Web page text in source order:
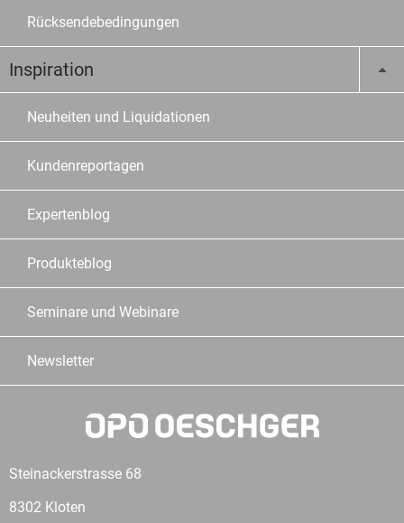
Rücksendebedingungen
Inspiration
Neuheiten und Liquidationen
Kundenreportagen
Expertenblog
Produkteblog
Seminare und Webinare
Newsletter
Steinackerstrasse 68
8302 Kloten